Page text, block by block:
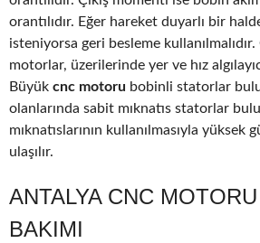
orantılıdır. Eğer hareket duyarlı bir
isteniyorsa geri besleme
motorlar, üzerilerinde yer ve hız
Büyük cnc motoru bobinli statorlar
olanlarında sabit mıknatıs statorlar
mıknatıslarının kullanılmasıyla yüksek
ulaşılır.
ANTALYA CNC
BAKIMI